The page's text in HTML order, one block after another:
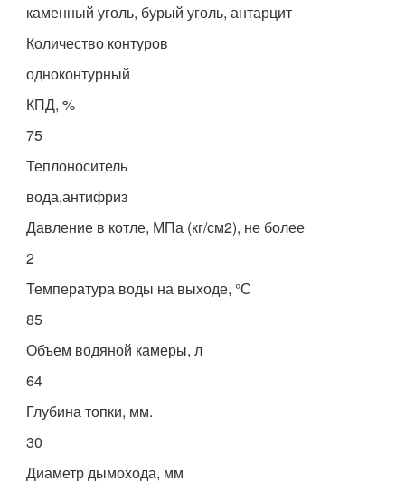
каменный уголь, бурый уголь, антарцит
Количество контуров
одноконтурный
КПД, %
75
Теплоноситель
вода,антифриз
Давление в котле, МПа (кг/см2), не более
2
Температура воды на выходе, °С
85
Объем водяной камеры, л
64
Глубина топки, мм.
30
Диаметр дымохода, мм